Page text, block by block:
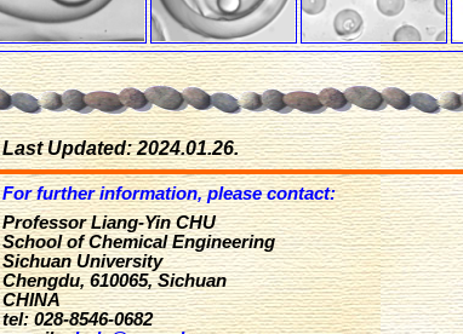
Last Updated: 2024.01.26.
For further information, please contact:
Professor Liang-YinCHU
SchoolofChemical Engineering
Sichuan University
Chengdu, 610065,Sichuan
CHINA
tel:028-8546-0682